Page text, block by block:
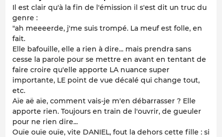
Il est clair qu'à la fin de l'émission il s'est dit un truc du
genre :
"ah meeeerde, j'me suis trompé. La meuf est folle, en
fait.
Elle bafouille, elle a rien à dire... mais prendra sans
cesse la parole pour se mettre en avant en tentant de
faire croire qu'elle apporte LA nuance super
importante, LE point de vue décalé qui change tout,
etc.
Aïe aë aïe, comment vais-je m'en débarrasser ? Elle
apporte rien. Toujours en train de l'ouvrir, de gueuler
pour ne rien dire...
Ouïe ouïe ouïe, vite DANIEL, fout la dehors cette fille : si